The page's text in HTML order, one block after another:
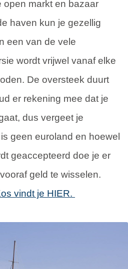
open markt en bazaar
haven kun je gezellig
een van de vele
wordt vrijwel vanaf elke
De oversteek duurt
er rekening mee dat je
dus vergeet je
geen euroland en hoewel
geaccepteerd doe je er
geld te wisselen.
vindt je HIER.